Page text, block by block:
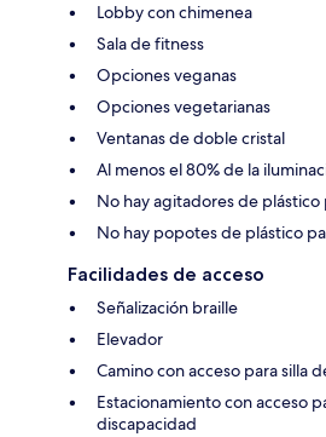
Lobby con chimenea
Sala de fitness
Opciones veganas
Opciones vegetarianas
Ventanas de doble cristal
Al menos el 80% de la
No hay agitadores de plástico
No hay popotes de plástico
Facilidades de acceso
Señalización braille
Elevador
Camino con acceso para silla
Estacionamiento con acceso
discapacidad